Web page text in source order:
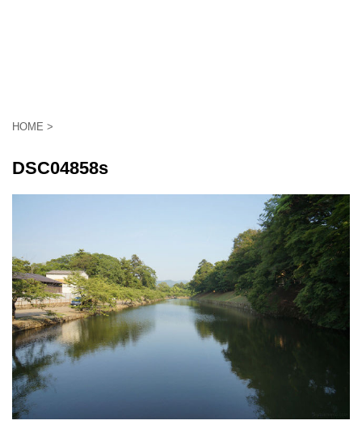
HOME >
DSC04858s